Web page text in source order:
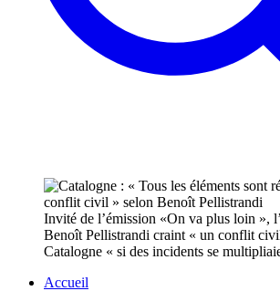
Invité de l’émission «On va plus loin »,
Benoît Pellistrandi craint « un conflit
Catalogne « si des incidents se
Accueil